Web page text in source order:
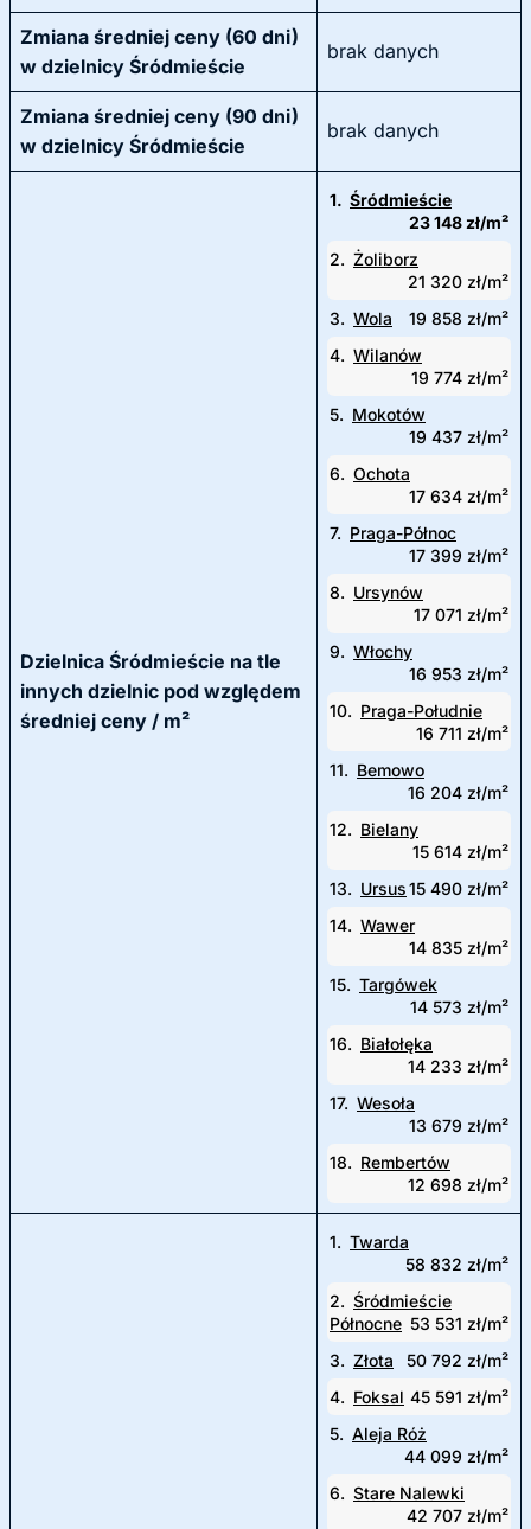
Zmiana średniej ceny (60 dni)
w dzielnicy Śródmieście
brak danych
Zmiana średniej ceny (90 dni)
w dzielnicy Śródmieście
brak danych
Dzielnica Śródmieście na tle
innych dzielnic pod względem
średniej ceny / m²
1. Śródmieście
23 148 zł/m²
2. Żoliborz
21 320 zł/m²
3. Wola
19 858 zł/m²
4. Wilanów
19 774 zł/m²
5. Mokotów
19 437 zł/m²
6. Ochota
17 634 zł/m²
7. Praga-Północ
17 399 zł/m²
8. Ursynów
17 071 zł/m²
9. Włochy
16 953 zł/m²
10. Praga-Południe
16 711 zł/m²
11. Bemowo
16 204 zł/m²
12. Bielany
15 614 zł/m²
13. Ursus15 490 zł/m²
14. Wawer
14 835 zł/m²
15. Targówek
14 573 zł/m²
16. Białołęka
14 233 zł/m²
17. Wesoła
13 679 zł/m²
18. Rembertów
12 698 zł/m²
1. Twarda
58 832 zł/m²
2. Śródmieście
Północne 53 531 zł/m²
3. Złota
50 792 zł/m²
4. Foksal 45 591 zł/m²
5. Aleja Róż
44 099 zł/m²
6. Stare Nalewki
42 707 zł/m²